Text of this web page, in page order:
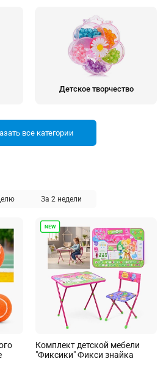
Детское творчество
Игры для развлечений
Конструкторы
все категории
За 2 недели
Комплект детской мебели
"Фиксики" Фикси знайка